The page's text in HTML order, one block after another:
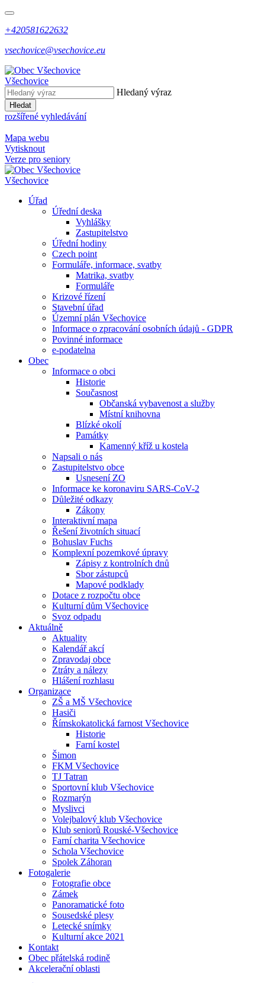
+420581622632
vsechovice@vsechovice.eu
Všechovice
Hledaný výraz
Hledat
rozšířené vyhledávání
Mapa webu
Vytisknout
Verze pro seniory
Všechovice
Úřad
Úřední deska
Vyhlášky
Zastupitelstvo
Úřední hodiny
Czech point
Formuláře, informace, svatby
Matrika, svatby
Formuláře
Krizové řízení
Stavební úřad
Územní plán Všechovice
Informace o zpracování osobních údajů - GDPR
Povinné informace
e-podatelna
Obec
Informace o obci
Historie
Současnost
Občanská vybavenost a služby
Místní knihovna
Blízké okolí
Památky
Kamenný kříž u kostela
Napsali o nás
Zastupitelstvo obce
Usnesení ZO
Informace ke koronaviru SARS-CoV-2
Důležité odkazy
Zákony
Interaktivní mapa
Řešení životních situací
Bohuslav Fuchs
Komplexní pozemkové úpravy
Zápisy z kontrolních dnů
Sbor zástupců
Mapové podklady
Dotace z rozpočtu obce
Kulturní dům Všechovice
Svoz odpadu
Aktuálně
Aktuality
Kalendář akcí
Zpravodaj obce
Ztráty a nálezy
Hlášení rozhlasu
Organizace
ZŠ a MŠ Všechovice
Hasiči
Římskokatolická farnost Všechovice
Historie
Farní kostel
Šimon
FKM Všechovice
TJ Tatran
Sportovní klub Všechovice
Rozmarýn
Myslivci
Volejbalový klub Všechovice
Klub seniorů Rouské-Všechovice
Farní charita Všechovice
Schola Všechovice
Spolek Záhoran
Fotogalerie
Fotografie obce
Zámek
Panoramatické foto
Sousedské plesy
Letecké snímky
Kulturní akce 2021
Kontakt
Obec přátelská rodině
Akcelerační oblasti